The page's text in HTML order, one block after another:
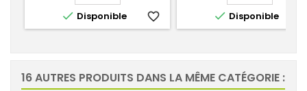
 Disponible favorite_border  Disponible
16 AUTRES PRODUITS DANS LA MÊME CATÉGORIE :